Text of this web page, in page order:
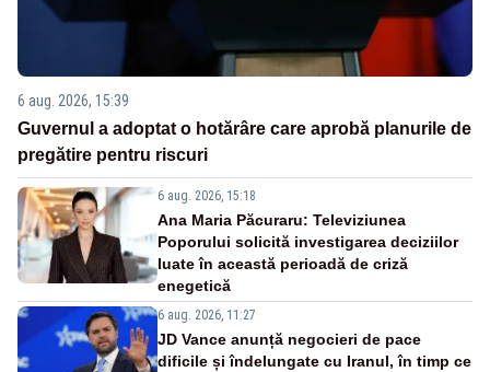
6 aug. 2026, 15:39
Guvernul a adoptat o hotărâre care aprobă planurile de
pregătire pentru riscuri
6 aug. 2026, 15:18
Ana Maria Păcuraru: Televiziunea
Poporului solicită investigarea deciziilor
luate în această perioadă de criză
enegetică
6 aug. 2026, 11:27
JD Vance anunță negocieri de pace
dificile și îndelungate cu Iranul, în timp ce